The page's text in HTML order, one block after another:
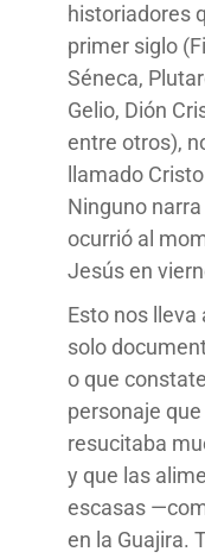
historiadores
primer siglo
Séneca,
Gelio, Dión
entre otros),
llamado
Ninguno
ocurrió al
Jesús en
Esto nos lleva
solo
o que
personaje
resucitaba
y que las
escasas
en la Guajira.